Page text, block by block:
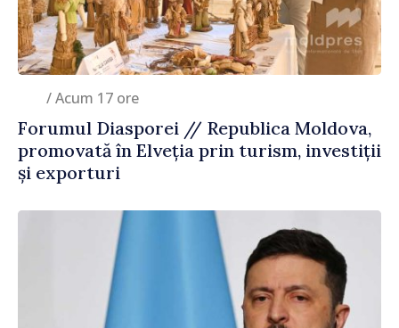
/ Acum 17 ore
Forumul Diasporei // Republica Moldova,
promovată în Elveția prin turism, investiții
și exporturi